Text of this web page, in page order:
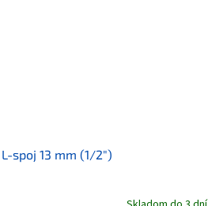
L-spoj 13 mm (1/2")